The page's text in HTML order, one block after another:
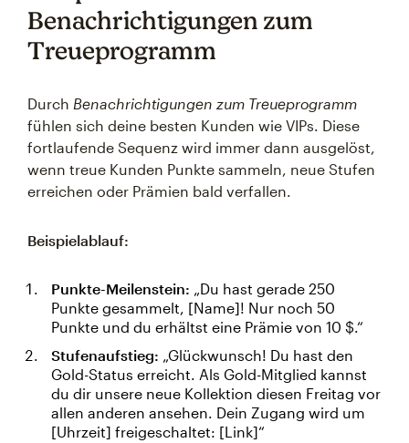
Benachrichtigungen zum
Treueprogramm
Durch Benachrichtigungen zum Treueprogramm
fühlen sich deine besten Kunden wie VIPs. Diese
fortlaufende Sequenz wird immer dann ausgelöst,
wenn treue Kunden Punkte sammeln, neue Stufen
erreichen oder Prämien bald verfallen.
Beispielablauf:
Punkte-Meilenstein: „Du hast gerade 250
Punkte gesammelt, [Name]! Nur noch 50
Punkte und du erhältst eine Prämie von 10 $.“
Stufenaufstieg: „Glückwunsch! Du hast den
Gold-Status erreicht. Als Gold-Mitglied kannst
du dir unsere neue Kollektion diesen Freitag vor
allen anderen ansehen. Dein Zugang wird um
[Uhrzeit] freigeschaltet: [Link]“